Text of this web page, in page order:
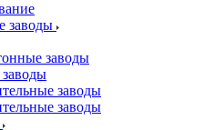
заводы
заводы
заводы
заводы